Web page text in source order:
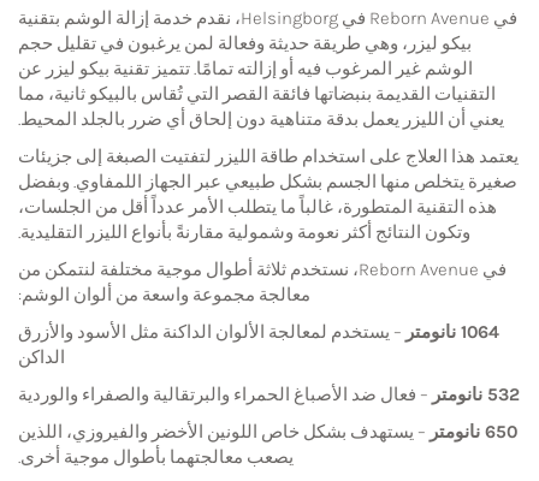
في Reborn Avenue في Helsingborg، نقدم خدمة إزالة الوشم بتقنية
بيكو ليزر، وهي طريقة حديثة وفعالة لمن يرغبون في تقليل حجم
الوشم غير المرغوب فيه أو إزالته تمامًا. تتميز تقنية بيكو ليزر عن
التقنيات القديمة بنبضاتها فائقة القصر التي تُقاس بالبيكو ثانية، مما
يعني أن الليزر يعمل بدقة متناهية دون إلحاق أي ضرر بالجلد المحيط.
يعتمد هذا العلاج على استخدام طاقة الليزر لتفتيت الصبغة إلى جزيئات
صغيرة يتخلص منها الجسم بشكل طبيعي عبر الجهاز اللمفاوي. وبفضل
هذه التقنية المتطورة، غالباً ما يتطلب الأمر عدداً أقل من الجلسات،
وتكون النتائج أكثر نعومة وشمولية مقارنةً بأنواع الليزر التقليدية.
في Reborn Avenue، نستخدم ثلاثة أطوال موجية مختلفة لنتمكن من
معالجة مجموعة واسعة من ألوان الوشم:
1064 نانومتر
– يستخدم لمعالجة الألوان الداكنة مثل الأسود والأزرق
الداكن
532 نانومتر
– فعال ضد الأصباغ الحمراء والبرتقالية والصفراء والوردية
650 نانومتر
– يستهدف بشكل خاص اللونين الأخضر والفيروزي، اللذين
يصعب معالجتهما بأطوال موجية أخرى.